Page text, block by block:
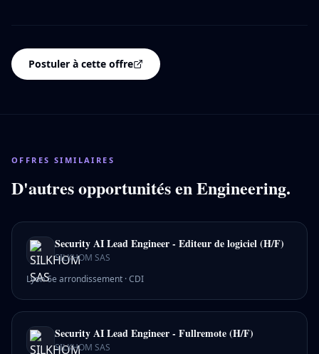
Postuler à cette offre
OFFRES SIMILAIRES
D'autres opportunités enEngineering.
Security AI Lead Engineer - Editeur de logiciel (H/F)
SILKHOM SAS
Lyon 6e arrondissement ·CDI
Security AI Lead Engineer - Fullremote (H/F)
SILKHOM SAS